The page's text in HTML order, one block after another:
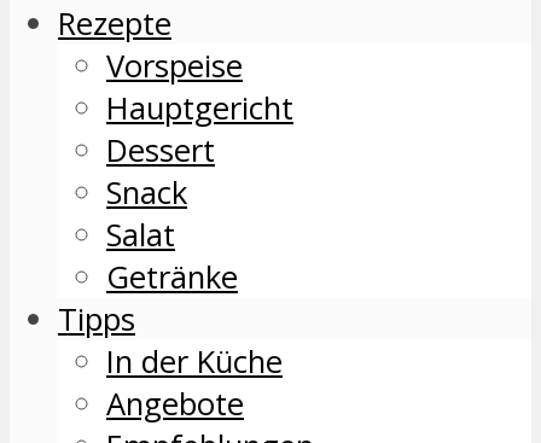
Rezepte
Vorspeise
Hauptgericht
Dessert
Snack
Salat
Getränke
Tipps
In der Küche
Angebote